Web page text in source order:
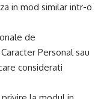
in mod similar intr-o
de
Personal sau
considerati